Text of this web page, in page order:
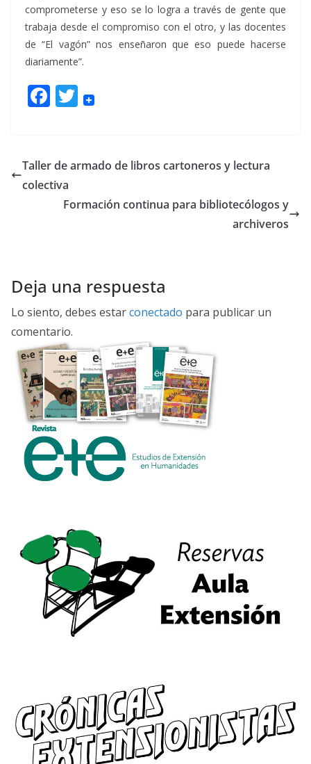
comprometerse y eso se lo logra a través de gente que
trabaja desde el compromiso con el otro, y las docentes
de “El vagón” nos enseñaron que eso puede hacerse
diariamente”.
F
b
o
T
er
Taller de armado de libros cartoneros y lectura
colectiva
Formación continua para bibliotecólogos y
archiveros
Deja una respuesta
Lo siento, debes estarconectado para publicar un
comentario.